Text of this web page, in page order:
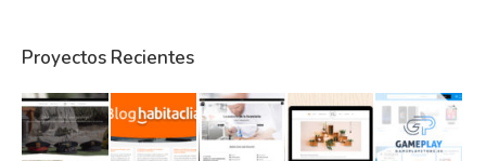
Proyectos Recientes